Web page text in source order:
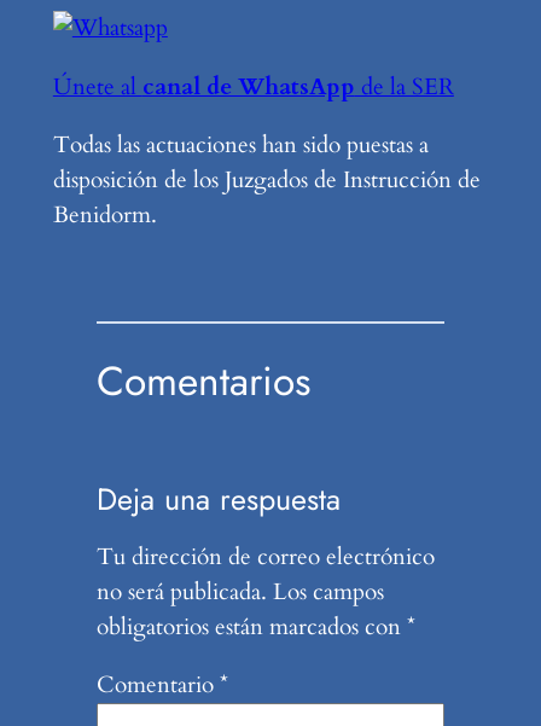
Únete al canal de WhatsApp de la SER
Todas las actuaciones han sido puestas a
disposición de los Juzgados de Instrucción de
Benidorm.
Comentarios
Deja una respuesta
Tu dirección de correo electrónico
no será publicada. Los campos
obligatorios están marcados con*
Comentario*